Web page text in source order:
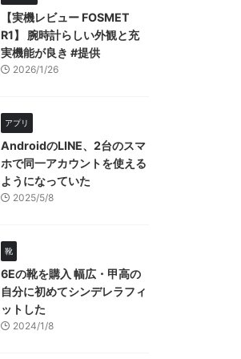
【実機レビュー FOSMET
R1】 腕時計らしい外観と充
実機能が良き #提供
2026/1/26
アプリ
AndroidのLINE、2台のスマ
ホで同一アカウントを使える
ようになっていた
2025/5/8
靴
6Eの靴を購入 幅広・甲高の
自分に初めてシンデレラフィ
ットした
2024/1/8